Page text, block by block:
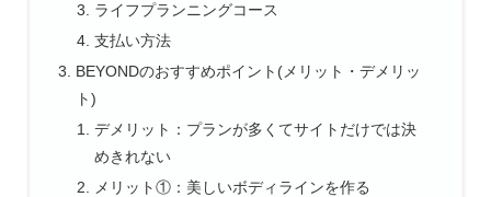
ライフプランニングコース
支払い方法
BEYONDのおすすめポイント(メリット・デメリッ
ト)
デメリット：プランが多くてサイトだけでは決
めきれない
メリット①：美しいボディラインを作る